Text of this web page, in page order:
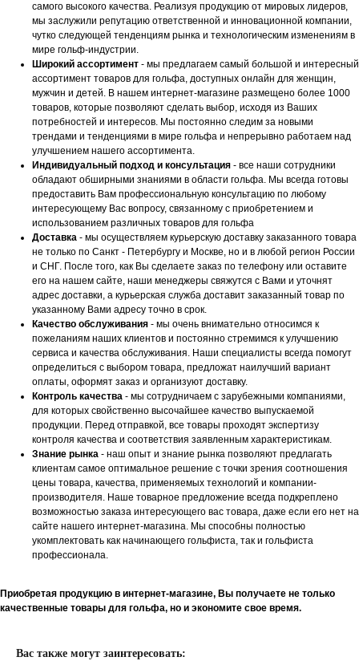
самого высокого качества. Реализуя продукцию от мировых лидеров,
мы заслужили репутацию ответственной и инновационной компании,
чутко следующей тенденциям рынка и технологическим изменениям в
мире гольф-индустрии.
Широкий ассортимент - мы предлагаем самый большой и интересный
ассортимент товаров для гольфа, доступных онлайн для женщин,
мужчин и детей. В нашем интернет-магазине размещено более 1000
товаров, которые позволяют сделать выбор, исходя из Ваших
потребностей и интересов. Мы постоянно следим за новыми
трендами и тенденциями в мире гольфа и непрерывно работаем над
улучшением нашего ассортимента.
Индивидуальный подход и консультация - все наши сотрудники
обладают обширными знаниями в области гольфа. Мы всегда готовы
предоставить Вам профессиональную консультацию по любому
интересующему Вас вопросу, связанному с приобретением и
использованием различных товаров для гольфа
Доставка - мы осуществляем курьерскую доставку заказанного товара
не только по Санкт - Петербургу и Москве, но и в любой регион России
и СНГ. После того, как Вы сделаете заказ по телефону или оставите
его на нашем сайте, наши менеджеры свяжутся с Вами и уточнят
адрес доставки, а курьерская служба доставит заказанный товар по
указанному Вами адресу точно в срок.
Качество обслуживания - мы очень внимательно относимся к
пожеланиям наших клиентов и постоянно стремимся к улучшению
сервиса и качества обслуживания. Наши специалисты всегда помогут
определиться с выбором товара, предложат наилучший вариант
оплаты, оформят заказ и организуют доставку.
Контроль качества - мы сотрудничаем с зарубежными компаниями,
для которых свойственно высочайшее качество выпускаемой
продукции. Перед отправкой, все товары проходят экспертизу
контроля качества и соответствия заявленным характеристикам.
Знание рынка - наш опыт и знание рынка позволяют предлагать
клиентам самое оптимальное решение с точки зрения соотношения
цены товара, качества, применяемых технологий и компании-
производителя. Наше товарное предложение всегда подкреплено
возможностью заказа интересующего вас товара, даже если его нет на
сайте нашего интернет-магазина. Мы способны полностью
укомплектовать как начинающего гольфиста, так и гольфиста
профессионала.
Приобретая продукцию в интернет-магазине, Вы получаете не только
качественные товары для гольфа, но и экономите свое время.
Вас также могут заинтересовать: